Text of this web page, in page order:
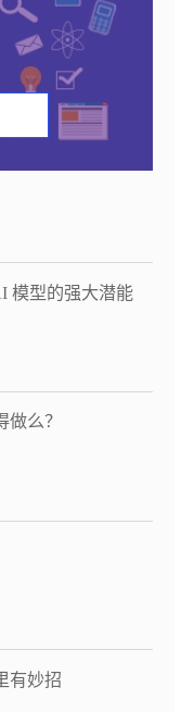
模型的强大潜能
么？
有妙招